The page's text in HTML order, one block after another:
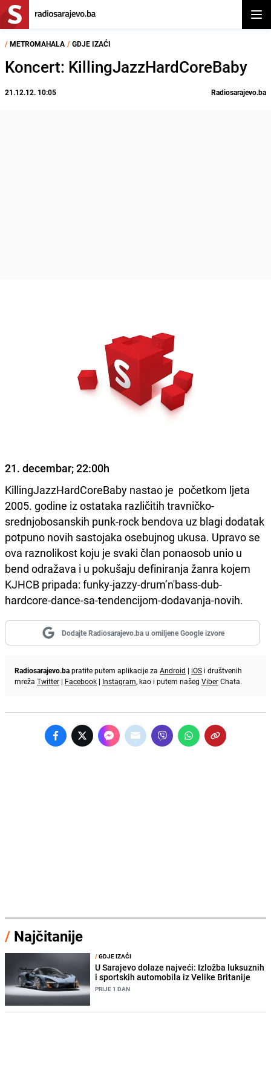
/ METROMAHALA / GDJE IZAĆI
Koncert: KillingJazzHardCoreBaby
21.12.12. 10:05 Radiosarajevo.ba
21. decembar; 22:00h
KillingJazzHardCoreBaby nastao je početkom ljeta
2005. godine iz ostataka različitih travničko-
srednjobosanskih punk-rock bendova uz blagi dodatak
potpuno novih sastojaka osebujnog ukusa. Upravo se
ova raznolikost koju je svaki član ponaosob unio u
bend odražava i u pokušaju definiranja žanra kojem
KJHCB pripada: funky-jazzy-drum’n'bass-dub-
hardcore-dance-sa-tendencijom-dodavanja-novih.
Dodajte Radiosarajevo.ba u omiljene Google izvore
Radiosarajevo.bapratite putem aplikacije za Android | iOS i društvenih
mreža Twitter | Facebook | Instagram, kao i putem našeg ViberChata.
/ Najčitanije
/GDJE IZAĆI
U Sarajevo dolaze najveći: Izložba luksuznih
i sportskih automobila iz Velike Britanije
PRIJE 1 DAN